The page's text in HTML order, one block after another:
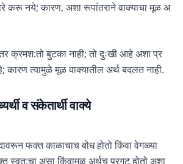
करू नये; कारण, अशा रूपांतराने वाक्याचा मूळ अ
क्रमश:तो बुटका नाही; तो दुःखी आहे अशा प्र
त्यामुळे मूळ वाक्यातील अर्थ बदलत नाही.
व संकेतार्थी वाक्ये
फक्त काळाचाच बोध होतो किंवा वेगळ्या
स्वत:चा असा किंवामूळ अर्थच प्रगट होतो अशा